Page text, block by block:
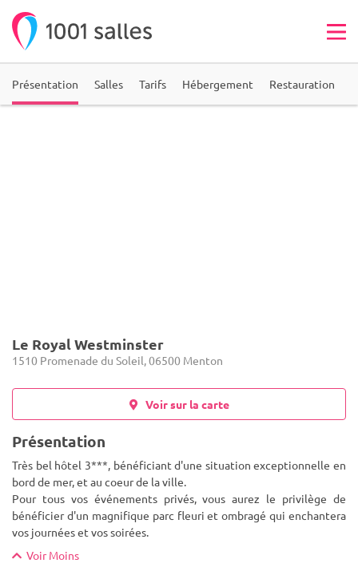
Présentation Salles Tarifs Hébergement Restauration
Le Royal Westminster
1510 Promenade du Soleil, 06500 Menton
Voir sur la carte
Présentation
Très bel hôtel 3***, bénéficiant d'une situation exceptionnelle en
bord de mer, et au coeur de la ville.
Pour tous vos événements privés, vous aurez le privilège de
bénéficier d'un magnifique parc fleuri et ombragé qui enchantera
vos journées et vos soirées.
Voir Moins